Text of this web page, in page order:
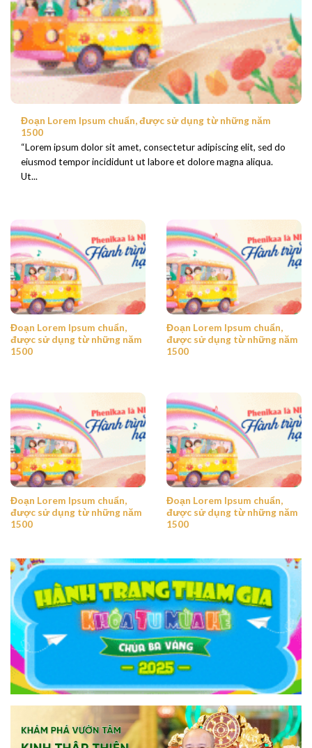
Đoạn Lorem Ipsum chuẩn, được sử dụng từ những năm
1500
“Lorem ipsum dolor sit amet, consectetur adipiscing elit, sed do
eiusmod tempor incididunt ut labore et dolore magna aliqua.
Ut...
Đoạn Lorem Ipsum chuẩn,
được sử dụng từ những năm
1500
Đoạn Lorem Ipsum chuẩn,
được sử dụng từ những năm
1500
Đoạn Lorem Ipsum chuẩn,
được sử dụng từ những năm
1500
Đoạn Lorem Ipsum chuẩn,
được sử dụng từ những năm
1500